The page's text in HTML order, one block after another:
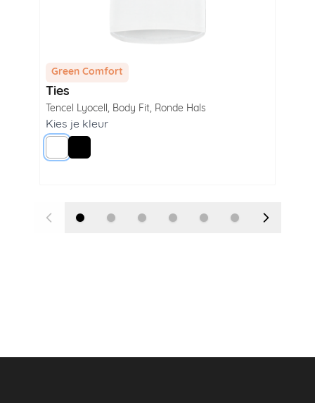
Green Comfort
Ties
Tencel Lyocell, Body Fit, Ronde Hals
Kies je kleur